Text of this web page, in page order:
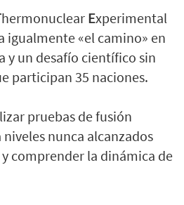
hermonuclear Experimental
igualmente «el camino» en
y un desafío científico sin
participan 35 naciones.
pruebas de fusión
nunca alcanzados
comprender la dinámica de